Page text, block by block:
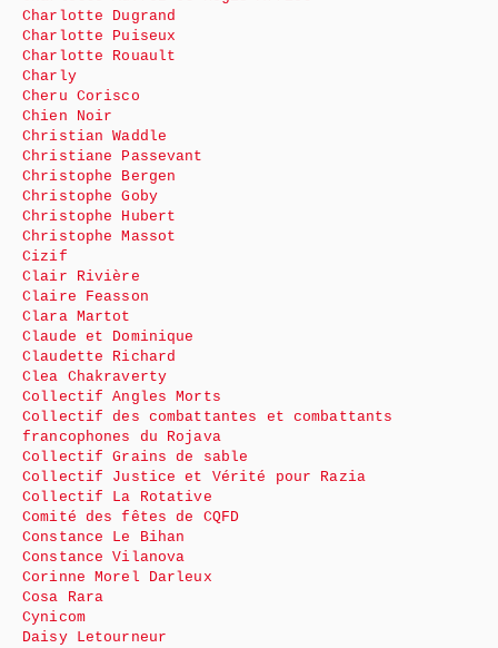
Charlotte Dugrand
Charlotte Puiseux
Charlotte Rouault
Charly
Cheru Corisco
Chien Noir
Christian Waddle
Christiane Passevant
Christophe Bergen
Christophe Goby
Christophe Hubert
Christophe Massot
Cizif
Clair Rivière
Claire Feasson
Clara Martot
Claude et Dominique
Claudette Richard
Clea Chakraverty
Collectif Angles Morts
Collectif des combattantes et combattants
francophones du Rojava
Collectif Grains de sable
Collectif Justice et Vérité pour Razia
Collectif La Rotative
Comité des fêtes de CQFD
Constance Le Bihan
Constance Vilanova
Corinne Morel Darleux
Cosa Rara
Cynicom
Daisy Letourneur